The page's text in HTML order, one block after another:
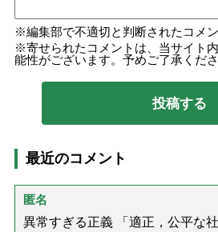
編集部で不適切と判断されたコメ
寄せられたコメントは、当サイト
能性がございます。予めご了承くださ
最近のコメント
匿名
異常すぎる正義 「適正，公平な